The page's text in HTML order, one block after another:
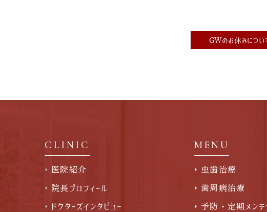
GWのお休みについ
CLINIC
医院紹介
院長プロフィール
ドクターズインタビュー
MENU
虫歯治療
歯周病治療
予防・定期メンテ